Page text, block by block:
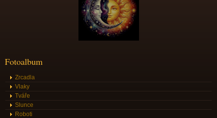
Fotoalbum
Zrcadla
Vlaky
Tváře
Slunce
Roboti